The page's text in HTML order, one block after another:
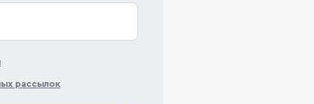
рассылок